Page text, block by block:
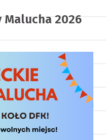
Malucha 2026